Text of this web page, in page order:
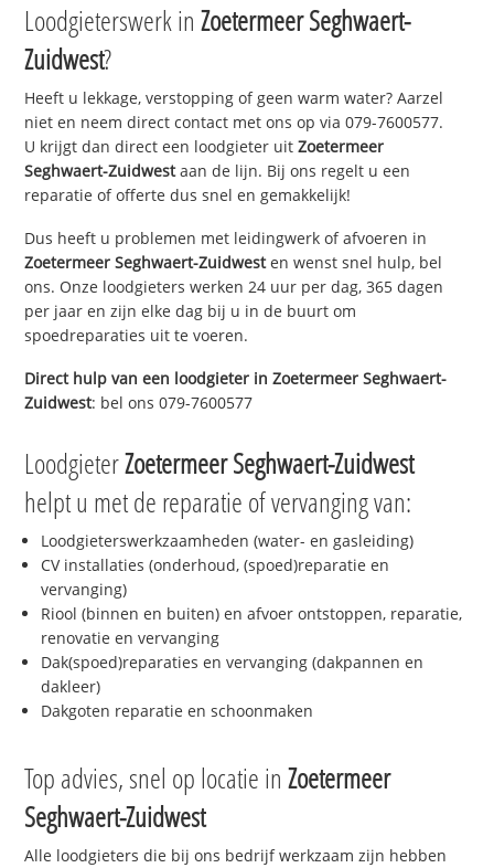
Loodgieterswerk inZoetermeer Seghwaert-
Zuidwest?
Heeft u lekkage, verstopping of geen warm water? Aarzel
niet en neem direct contact met ons op via 079-7600577.
U krijgt dan direct een loodgieter uitZoetermeer
Seghwaert-Zuidwestaan de lijn. Bij ons regelt u een
reparatie of offerte dus snel en gemakkelijk!
Dus heeft u problemen met leidingwerk of afvoeren in
Zoetermeer Seghwaert-Zuidwesten wenst snel hulp, bel
ons. Onze loodgieters werken 24 uur per dag, 365 dagen
per jaar en zijn elke dag bij u in de buurt om
spoedreparaties uit te voeren.
Direct hulp van een loodgieter inZoetermeer Seghwaert-
Zuidwest: bel ons 079-7600577
LoodgieterZoetermeer Seghwaert-Zuidwest
helpt u met de reparatie of vervanging van:
Loodgieterswerkzaamheden (water- en gasleiding)
CV installaties (onderhoud, (spoed)reparatie en
vervanging)
Riool (binnen en buiten) en afvoer ontstoppen, reparatie,
renovatie en vervanging
Dak(spoed)reparaties en vervanging (dakpannen en
dakleer)
Dakgoten reparatie en schoonmaken
Top advies, snel op locatie inZoetermeer
Seghwaert-Zuidwest
Alle loodgieters die bij ons bedrijf werkzaam zijn hebben